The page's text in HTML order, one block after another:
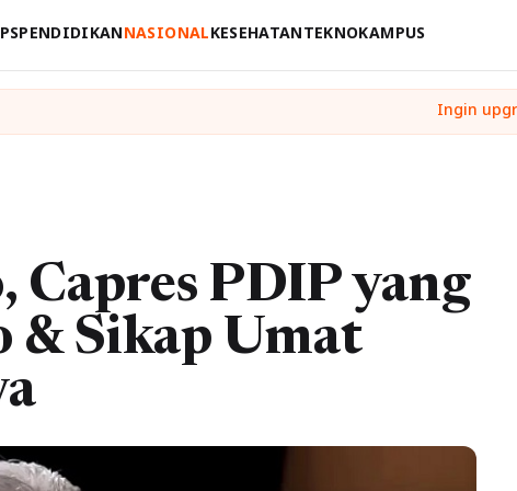
PENDIDIKANNASIONALKESEHATANTEKNOKAMPUS
Capres PDIP yang
& Sikap Umat